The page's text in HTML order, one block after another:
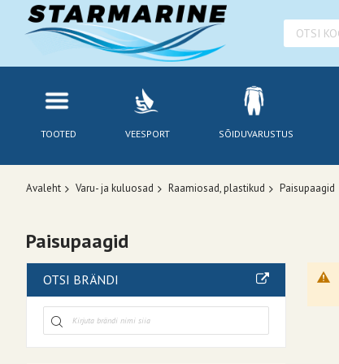
TOOTED VEESPORT SÕIDUVARUSTUS
Avaleht Varu- ja kuluosad Raamiosad, plastikud Paisupaagid
Paisupaagid
OTSI BRÄNDI